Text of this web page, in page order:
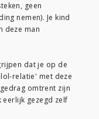
geen
nemen). Je kind
deze man
dat je op de
relatie' met deze
omtrent zijn
gezegd zelf